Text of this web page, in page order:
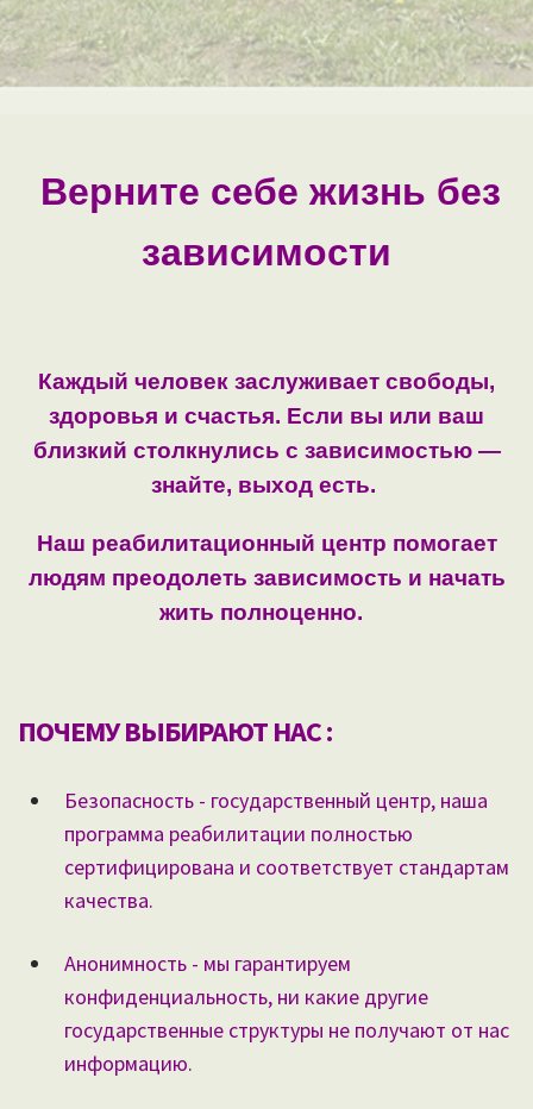
Верните себе жизнь без
зависимости
Каждый человек заслуживает свободы,
здоровья и счастья. Если вы или ваш
близкий столкнулись с зависимостью —
знайте, выход есть.
Наш реабилитационный центр помогает
людям преодолеть зависимость и начать
жить полноценно.
ПОЧЕМУ ВЫБИРАЮТ НАС :
Безопасность - государственный центр, наша
программа реабилитации полностью
сертифицирована и соответствует стандартам
качества.
Анонимность - мы гарантируем
конфиденциальность, ни какие другие
государственные структуры не получают от нас
информацию.